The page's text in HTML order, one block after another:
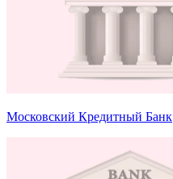
Московский Кредитный Банк